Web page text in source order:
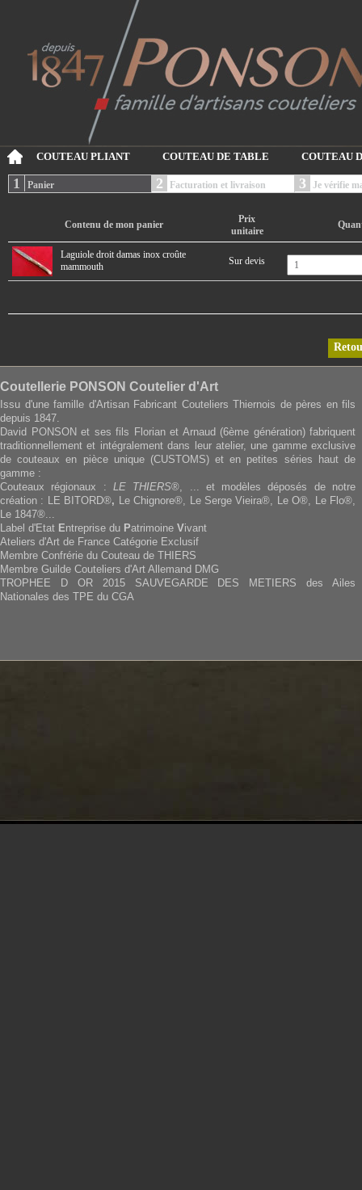
COUTEAU PLIANT COUTEAU DE TABLE COUTEAU
1 Panier 2 Facturation et livraison 3 Je vérifie
Contenu de mon panier
Prix
unitaire
Laguiole droit damas inox croûte
mammouth
Sur devis
Coutellerie PONSON Coutelier d'Art
Issu d'une famille d'Artisan Fabricant Couteliers Thiernois de pères en fils
depuis 1847.
David PONSON et ses fils Florian et Arnaud (6ème génération) fabriquent
traditionnellement et intégralement dans leur atelier, une gamme exclusive
de couteaux en pièce unique (CUSTOMS) et en petites séries haut de
gamme :
Couteaux régionaux : LE THIERS®, ... et modèles déposés de notre
création : LE BITORD®, Le Chignore®, Le Serge Vieira®, Le O®, Le Flo®,
Le 1847®...
Label d'Etat Entreprise du Patrimoine Vivant
Ateliers d'Art de France Catégorie Exclusif
Membre Confrérie du Couteau de THIERS
Membre Guilde Couteliers d'Art Allemand DMG
TROPHEE D OR 2015 SAUVEGARDE DES METIERS des Ailes
Nationales des TPE du CGA